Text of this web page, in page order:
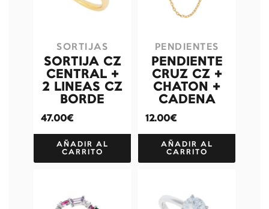
SORTIJAS
SORTIJA CZ
CENTRAL +
2 LINEAS CZ
BORDE
47.00€
AÑADIR AL
CARRITO
PENDIENTES
PENDIENTE
CRUZ CZ +
CHATON +
CADENA
12.00€
AÑADIR AL
CARRITO